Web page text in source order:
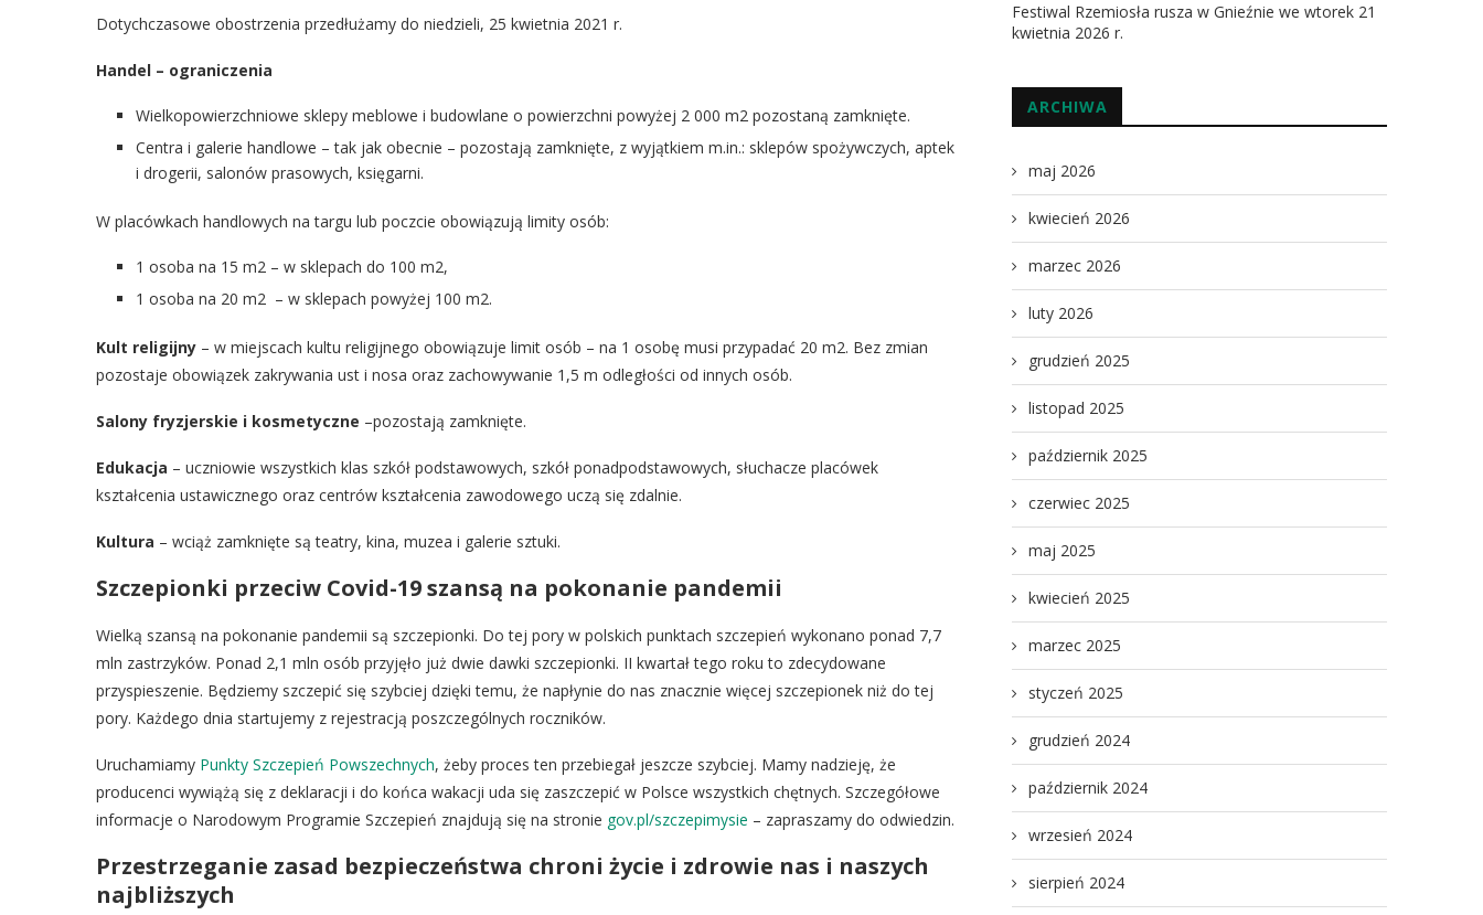
Dotychczasowe obostrzenia przedłużamy do niedzieli, 25 kwietnia 2021 r.
Handel – ograniczenia
Wielkopowierzchniowe sklepy meblowe i budowlane o powierzchni powyżej 2 000 m2 pozostaną zamknięte.
Centra i galerie handlowe – tak jak obecnie – pozostają zamknięte, z wyjątkiem m.in.: sklepów spożywczych, aptek
i drogerii, salonów prasowych, księgarni.
W placówkach handlowych na targu lub poczcie obowiązują limity osób:
1 osoba na 15 m2 – w sklepach do 100 m2,
1 osoba na 20 m2 – w sklepach powyżej 100 m2.
Kult religijny – w miejscach kultu religijnego obowiązuje limit osób – na 1 osobę musi przypadać 20 m2. Bez zmian
pozostaje obowiązek zakrywania ust i nosa oraz zachowywanie 1,5 m odległości od innych osób.
Salony fryzjerskie i kosmetyczne –pozostają zamknięte.
Edukacja – uczniowie wszystkich klas szkół podstawowych, szkół ponadpodstawowych, słuchacze placówek
kształcenia ustawicznego oraz centrów kształcenia zawodowego uczą się zdalnie.
Kultura – wciąż zamknięte są teatry, kina, muzea i galerie sztuki.
Szczepionki przeciw Covid-19 szansą na pokonanie pandemii
Wielką szansą na pokonanie pandemii są szczepionki. Do tej pory w polskich punktach szczepień wykonano ponad 7,7
mln zastrzyków. Ponad 2,1 mln osób przyjęło już dwie dawki szczepionki. II kwartał tego roku to zdecydowane
przyspieszenie. Będziemy szczepić się szybciej dzięki temu, że napłynie do nas znacznie więcej szczepionek niż do tej
pory. Każdego dnia startujemy z rejestracją poszczególnych roczników.
Uruchamiamy Punkty Szczepień Powszechnych, żeby proces ten przebiegał jeszcze szybciej. Mamy nadzieję, że
producenci wywiążą się z deklaracji i do końca wakacji uda się zaszczepić w Polsce wszystkich chętnych. Szczegółowe
informacje o Narodowym Programie Szczepień znajdują się na stronie gov.pl/szczepimysie – zapraszamy do odwiedzin.
Przestrzeganie zasad bezpieczeństwa chroni życie i zdrowie nas i naszych
najbliższych
Festiwal Rzemiosła rusza w Gnieźnie we wtorek 21
kwietnia 2026 r.
ARCHIWA
maj 2026
kwiecień 2026
marzec 2026
luty 2026
grudzień 2025
listopad 2025
październik 2025
czerwiec 2025
maj 2025
kwiecień 2025
marzec 2025
styczeń 2025
grudzień 2024
październik 2024
wrzesień 2024
sierpień 2024